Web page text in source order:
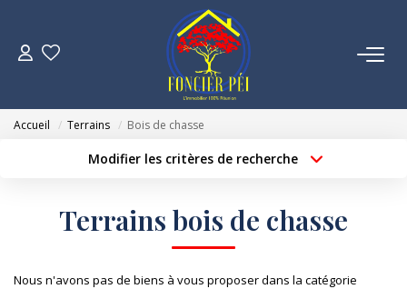
VENTES
NOUS REJOINDRE
Accueil Terrains Bois de chasse
Modifier les critères de recherche
Surface min Budget max
Plus de critères Créer une alerte
Terrains bois de chasse
Nous n'avons pas de biens à vous proposer dans la catégorie